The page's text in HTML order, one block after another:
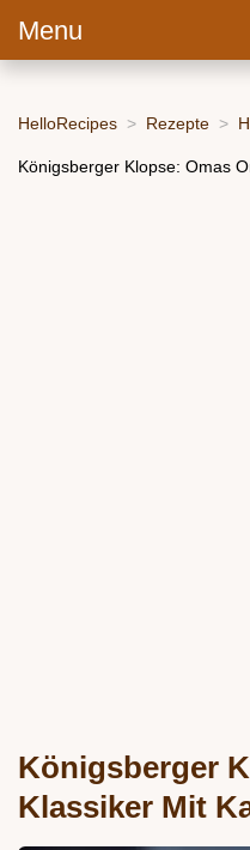
Menu
HelloRecipes Rezepte
Königsberger Klopse: Omas
Königsberger
Klassiker Mit